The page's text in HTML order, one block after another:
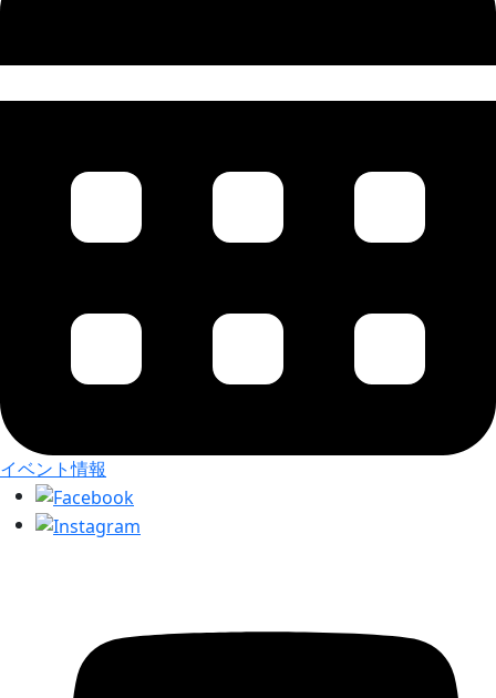
イベント情報